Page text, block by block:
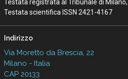
Testata registrata al Tribunale di
Testata scientifica ISSN 2421-4167
Indirizzo
Via Moretto da Brescia, 22
Milano - Italia
CAP 20133